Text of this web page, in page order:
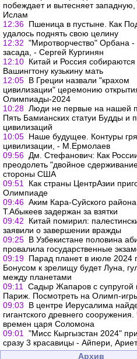
побеждает и вытесняет
Ислам
12:36 Пшеница в пустыне. Как
удалось поднять свою целину
12:32 "Миротворчество" Орбана -
засада, - Сергей Кургинян
12:10 Китай и Россия собираются
Вашингтону кузькину мать
12:05 В Греции назвали "крахом
цивилизации" церемонию
Олимпиады-2024
10:28 Люди не первые на нашей
Пять Бамианских статуи Будды и
цивилизаций
10:05 Наше будущее. Контуры
цивилизации, - М.Ермолаев
09:56 Дм. Стефанович: Как
преодолеть "двойное
стороны США
09:51
Как страны ЦентрАзии
Олимпиаде
09:46 Аким Кара-Суйского района
Т.Абыкеев задержан за взятки
09:42
Китай помирил:
заявили о завершении вражды
09:25 В Узбекистане половина
провалила государственные
09:19 Парад планет в июле 2024
Бонусом к зрелищу будет Луна,
между планетами
09:11
Садыр Жапаров с супругой
Париж. Посмотреть на Олимп-
09:03
В центре Иерусалима
гигантского древнего сооружения.
времен царя Соломона
09:01
"Мисс Кыргызстан 2024"
сразу 3 красавицы - Айпери,
Архив